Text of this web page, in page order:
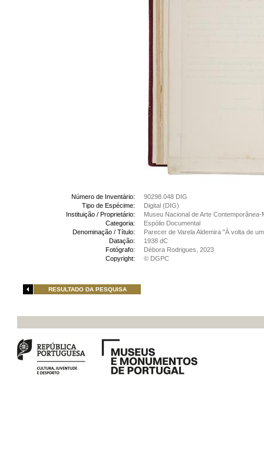
Número de Inventário:
90298.048 DIG
Tipo de Espécime:
Digital (DIG)
Instituição / Proprietário:
Museu Nacional de Arte Contemporânea-
Categoria:
Espólio Documental
Denominação / Título:
Parecer de Varela Aldemira "À volta de
Datação:
1938 dC
Fotógrafo:
Débora Rodrigues, 2023
Copyright:
© DGPC
RESULTADO DA PESQUISA